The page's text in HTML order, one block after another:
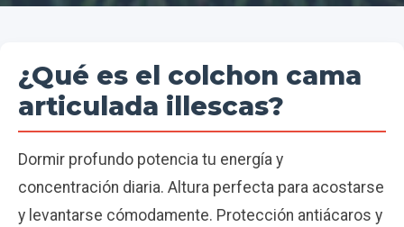
¿Qué es el colchon cama
articulada illescas?
Dormir profundo potencia tu energía y
concentración diaria. Altura perfecta para acostarse
y levantarse cómodamente. Protección antiácaros y